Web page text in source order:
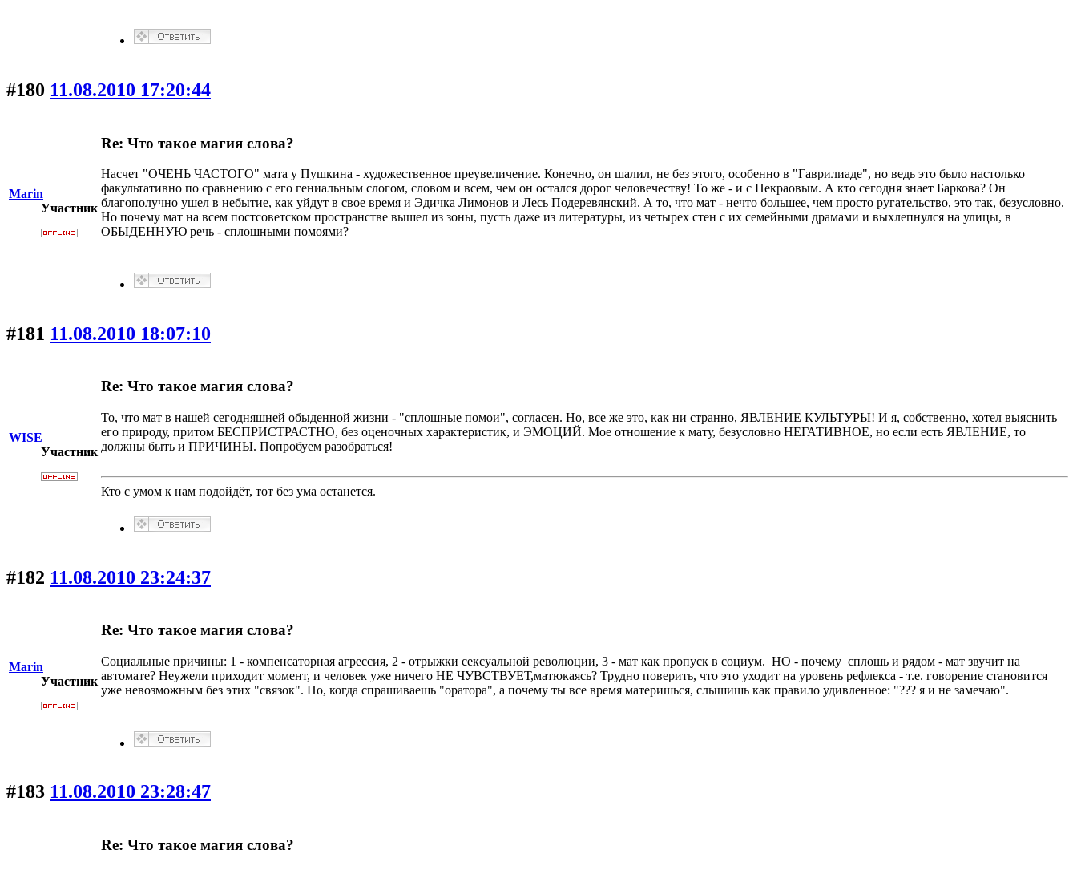
#180 11.08.2010 17:20:44
Marin
Участник
Re: Что такое магия слова?
Насчет "ОЧЕНЬ ЧАСТОГО" мата у Пушкина - художественное преувеличение. Конечно, он шалил, не без этого, особенно в "Гаврилиаде", но ведь это было настолько
факультативно по сравнению с его гениальным слогом, словом и всем, чем он остался дорог человечеству! То же - и с Некраовым. А кто сегодня знает Баркова? Он
благополучно ушел в небытие, как уйдут в свое время и Эдичка Лимонов и Лесь Подеревянский. А то, что мат - нечто большее, чем просто ругательство, это так, безусловно.
Но почему мат на всем постсоветском пространстве вышел из зоны, пусть даже из литературы, из четырех стен с их семейными драмами и выхлепнулся на улицы, в
ОБЫДЕННУЮ речь - сплошными помоями?
#181 11.08.2010 18:07:10
WISE
Участник
Re: Что такое магия слова?
То, что мат в нашей сегодняшней обыденной жизни - "сплошные помои", согласен. Но, все же это, как ни странно, ЯВЛЕНИЕ КУЛЬТУРЫ! И я, собственно, хотел выяснить
его природу, притом БЕСПРИСТРАСТНО, без оценочных характеристик, и ЭМОЦИЙ. Мое отношение к мату, безусловно НЕГАТИВНОЕ, но если есть ЯВЛЕНИЕ, то
должны быть и ПРИЧИНЫ. Попробуем разобраться!
Кто с умом к нам подойдёт, тот без ума останется.
#182 11.08.2010 23:24:37
Marin
Участник
Re: Что такое магия слова?
Социальные причины: 1 - компенсаторная агрессия, 2 - отрыжки сексуальной революции, 3 - мат как пропуск в социум. НО - почему сплошь и рядом - мат звучит на
автомате? Неужели приходит момент, и человек уже ничего НЕ ЧУВСТВУЕТ,матюкаясь? Трудно поверить, что это уходит на уровень рефлекса - т.е. говорение становится
уже невозможным без этих "связок". Но, когда спрашиваешь "оратора", а почему ты все время материшься, слышишь как правило удивленное: "??? я и не замечаю".
#183 11.08.2010 23:28:47
Re: Что такое магия слова?